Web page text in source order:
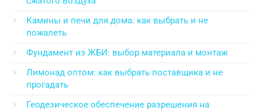
Камины и печи для дома: как выбрать и не
пожалеть
Фундамент из ЖБИ: выбор материала и монтаж
Лимонад оптом: как выбрать поставщика и не
прогадать
Геодезическое обеспечение разрешения на